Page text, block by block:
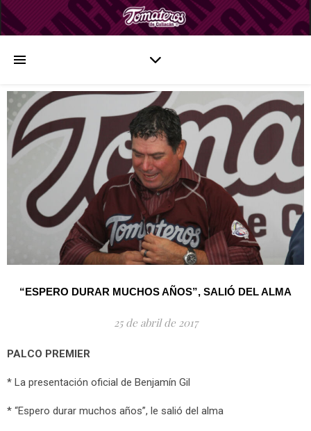
“ESPERO DURAR MUCHOS AÑOS”, SALIÓ DEL ALMA
25 de abril de 2017
PALCO PREMIER
* La presentación oficial de Benjamín Gil
* “Espero durar muchos años”, le salió del alma